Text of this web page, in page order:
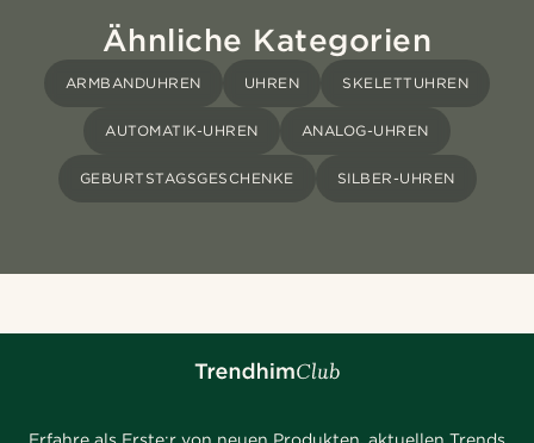
Ähnliche Kategorien
ARMBANDUHREN UHREN SKELETTUHREN
AUTOMATIK-UHREN ANALOG-UHREN
GEBURTSTAGSGESCHENKE SILBER-UHREN
Erfahre als Erste:r von neuen Produkten, aktuellen Trends